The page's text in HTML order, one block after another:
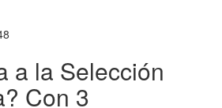
a la Selección
Con 3